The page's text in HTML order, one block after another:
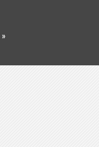
»